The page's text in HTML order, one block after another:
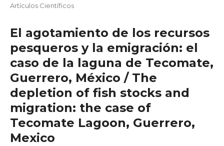
Artículos Científicos
El agotamiento de los recursos
pesqueros y la emigración: el
caso de la laguna de Tecomate,
Guerrero, México / The
depletion of fish stocks and
migration: the case of
Tecomate Lagoon, Guerrero,
Mexico